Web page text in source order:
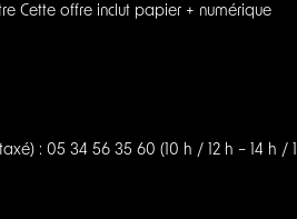
Cette offre inclut papier + numérique
: 05 34 56 35 60 (10 h / 12 h – 14 h /